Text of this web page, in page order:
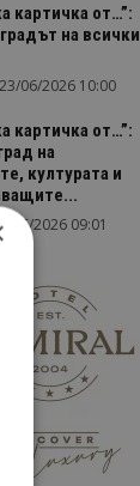
картичка от…”:
на всички
23/06/2026 10:00
картичка от…”:
на
културата и
06/2026 09:01